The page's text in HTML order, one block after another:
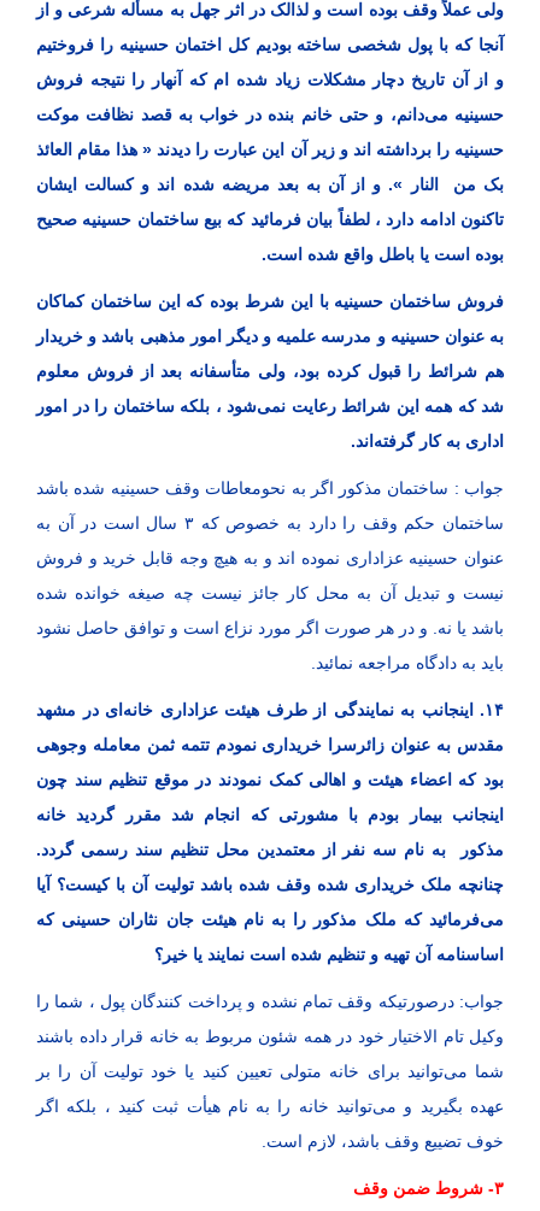
ولی عملاً وقف بوده است و لذالک در اثر جهل به مسأله شرعی و از
آنجا که با پول شخصی ساخته بودیم کل اختمان حسینیه را فروختیم
و از آن تاریخ دچار مشکلات زیاد شده ام که آنهار را نتیجه فروش
حسینیه می‌دانم، و حتی خانم بنده در خواب به قصد نظافت موکت
حسینیه را برداشته اند و زیر آن این عبارت را دیدند « هذا مقام العائذ
بک من النار ». و از آن به بعد مریضه شده اند و کسالت ایشان
تاکنون ادامه دارد ، لطفاً بیان فرمائید که بیع ساختمان حسینیه صحیح
بوده است یا باطل واقع شده است.
فروش ساختمان حسینیه با این شرط بوده که این ساختمان کماکان
به عنوان حسینیه و مدرسه علمیه و دیگر امور مذهبی باشد و خریدار
هم شرائط را قبول کرده بود، ولی متأسفانه بعد از فروش معلوم
شد که همه این شرائط رعایت نمی‌شود ، بلکه ساختمان را در امور
اداری به کار گرفته‌اند.
جواب : ساختمان مذکور اگر به نحومعاطات وقف حسینیه شده باشد
ساختمان حکم وقف را دارد به خصوص که ۳ سال است در آن به
عنوان حسینیه عزاداری نموده اند و به هیچ وجه قابل خرید و فروش
نیست و تبدیل آن به محل کار جائز نیست چه صیغه خوانده شده
باشد یا نه. و در هر صورت اگر مورد نزاع است و توافق حاصل نشود
باید به دادگاه مراجعه نمائید.
۱۴. اینجانب به نمایندگی از طرف هیئت عزاداری خانه‌ای در مشهد
مقدس به عنوان زائرسرا خریداری نمودم تتمه ثمن معامله وجوهی
بود که اعضاء هیئت و اهالی کمک نمودند در موقع تنظیم سند چون
اینجانب بیمار بودم با مشورتی که انجام شد مقرر گردید خانه
مذکور به نام سه نفر از معتمدین محل تنظیم سند رسمی گردد.
چنانچه ملک خریداری شده وقف شده باشد تولیت آن با کیست؟ آیا
می‌فرمائید که ملک مذکور را به نام هیئت جان نثاران حسینی که
اساسنامه آن تهیه و تنظیم شده است نمایند یا خیر؟
جواب: درصورتیکه وقف تمام نشده و پرداخت کنندگان پول ، شما را
وکیل تام الاختیار خود در همه شئون مربوط به خانه قرار داده باشند
شما می‌توانید برای خانه متولی تعیین کنید یا خود تولیت آن را بر
عهده بگیرید و می‌توانید خانه را به نام هیأت ثبت کنید ، بلکه اگر
خوف تضییع وقف باشد، لازم است.
۳- شروط ضمن وقف